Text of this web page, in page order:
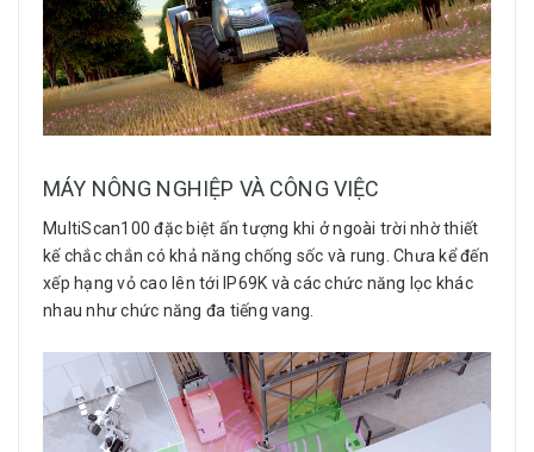
MÁY NÔNG NGHIỆP VÀ CÔNG VIỆC
MultiScan100 đặc biệt ấn tượng khi ở ngoài trời nhờ thiết
kế chắc chắn có khả năng chống sốc và rung. Chưa kể đến
xếp hạng vỏ cao lên tới IP69K và các chức năng lọc khác
nhau như chức năng đa tiếng vang.